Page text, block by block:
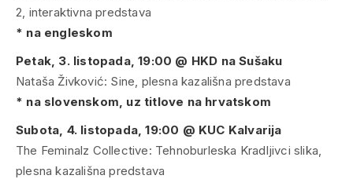
2, interaktivna predstava
* na engleskom
Petak, 3. listopada, 19:00 @ HKD na Sušaku
Nataša Živković: Sine, plesna kazališna predstava
* na slovenskom, uz titlove na hrvatskom
Subota, 4. listopada, 19:00 @ KUC Kalvarija
The Feminalz Collective: Tehnoburleska Kradljivci slika,
plesna kazališna predstava